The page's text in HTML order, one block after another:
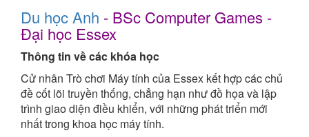
Du học Anh - BSc Computer Games -
Đại học Essex
Thông tin về các khóa học
Cử nhân Trò chơi Máy tính của Essex kết hợp các chủ
đề cốt lõi truyền thống, chẳng hạn như đồ họa và lập
trình giao diện điều khiển, với những phát triển mới
nhất trong khoa học máy tính.